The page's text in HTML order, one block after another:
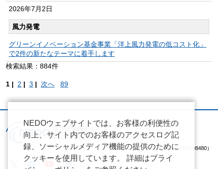
2026年7月2日
風力発電
グリーンイノベーション基金事業「洋上風力発電の低コスト化」
で2件の新たなテーマに着手します
検索結果：884件
1 | 2 | 3 | 次へ 89
（法人番号 2020005008480）
NEDOウェブサイトでは、お客様の利便性の
向上、サイト内でのお客様のアクセスログ記
録、ソーシャルメディア機能の提供のために
クッキーを使用しています。 詳細はプライ